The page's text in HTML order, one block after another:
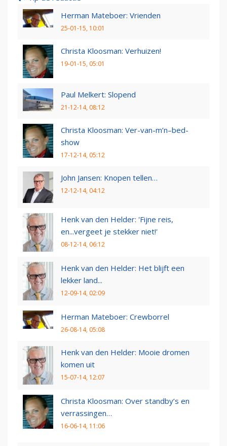
Herman Mateboer: Vrienden
25-01-15, 10:01
Christa Kloosman: Verhuizen!
19-01-15, 05:01
Paul Melkert: Slopend
21-12-14, 08:12
Christa Kloosman: Ver-van-m’n–bed-
show
17-12-14, 05:12
John Jansen: Knopen tellen…
12-12-14, 04:12
Henk van den Helder: 'Fijne reis,
en...vergeet je stekker niet!'
08-12-14, 06:12
Henk van den Helder: Het blijft een
lekker land...
12-09-14, 02:09
Herman Mateboer: Crewborrel
26-08-14, 05:08
Henk van den Helder: Mooie dromen
komen uit
15-07-14, 12:07
Christa Kloosman: Over standby’s en
verrassingen…
16-06-14, 11:06